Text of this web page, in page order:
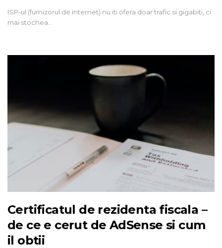
ISP-ul (furnizorul de internet) nu iti ofera doar trafic si gigabiti, ci
mai stochea…
Certificatul de rezidenta fiscala –
de ce e cerut de AdSense si cum
il obtii